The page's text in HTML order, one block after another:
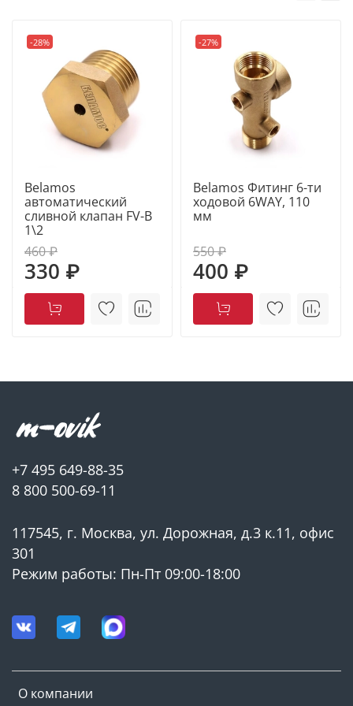
подходящие изделия.
-28%
Belamos
автоматический
сливной клапан FV-B
1\2
460 ₽
330 ₽
-27%
Belamos Фитинг 6-ти
ходовой 6WAY, 110
мм
550 ₽
400 ₽
О компании
+7 495 649-88-35
8 800 500-69-11
117545, г. Москва, ул. Дорожная, д.3 к.11, офис
301
Режим работы: Пн-Пт 09:00-18:00